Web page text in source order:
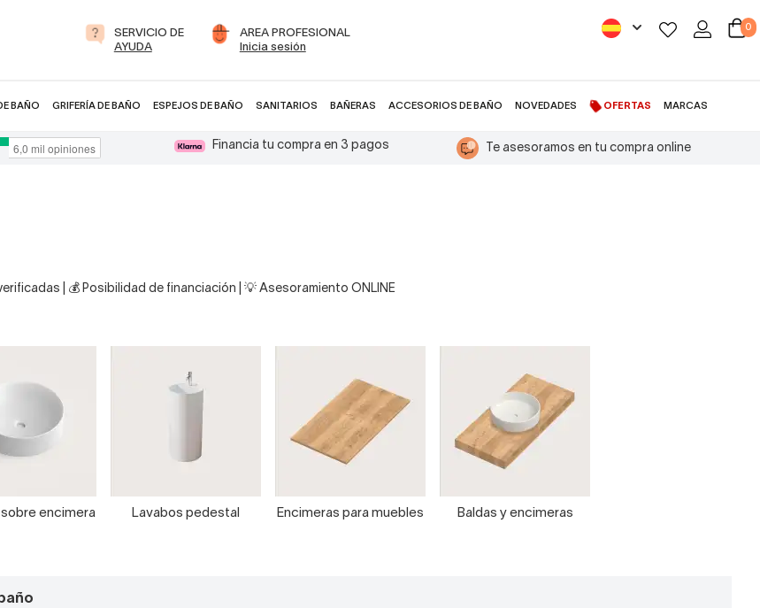
SERVICIO DE
AYUDA
AREA PROFESIONAL
Inicia sesión
0
BAÑO GRIFERÍA DE BAÑO ESPEJOS DE BAÑO SANITARIOS BAÑERAS ACCESORIOS DE BAÑO NOVEDADES OFERTAS MARCAS
Financia tu compra en 3 pagos Te asesoramos en tu compra online
| 💰 Posibilidad de financiación | 💡 Asesoramiento ONLINE
sobre encimera Lavabos pedestal Encimeras para muebles Baldas y encimeras